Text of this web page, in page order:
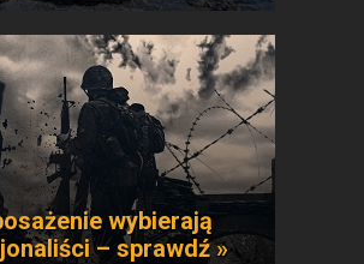
wybierają
– sprawdź »